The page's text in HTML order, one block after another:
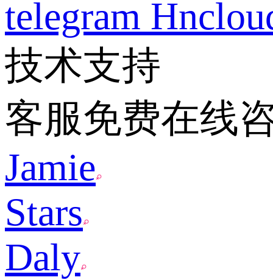
telegram
技术支持
客服免费在线
Jamie
Stars
Daly